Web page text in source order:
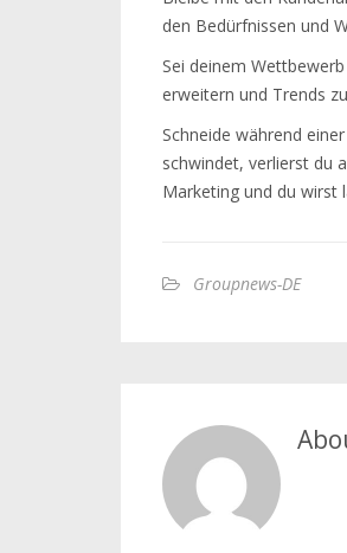
den Bedürfnissen und
Sei deinem
erweitern und Trends
Schneide während
schwindet, verlierst du
Marketing und du wirst
Groupnews-DE